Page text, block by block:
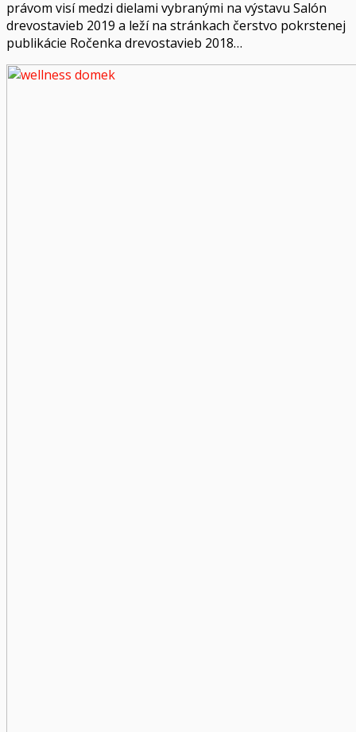
právom visí medzi dielami vybranými na výstavu Salón
drevostavieb 2019 a leží na stránkach čerstvo pokrstenej
publikácie Ročenka drevostavieb 2018…